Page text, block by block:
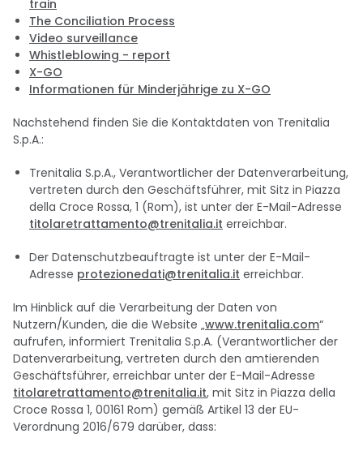
train
The Conciliation Process
Video surveillance
Whistleblowing - report
X-GO
Informationen für Minderjährige zu X-GO
Nachstehend finden Sie die Kontaktdaten von Trenitalia
S.p.A.:
Trenitalia S.p.A., Verantwortlicher der Datenverarbeitung,
vertreten durch den Geschäftsführer, mit Sitz in Piazza
della Croce Rossa, 1 (Rom), ist unter der E-Mail-Adresse
titolaretrattamento@trenitalia.it erreichbar.
Der Datenschutzbeauftragte ist unter der E-Mail-
Adresse protezionedati@trenitalia.it erreichbar.
Im Hinblick auf die Verarbeitung der Daten von
Nutzern/Kunden, die die Website „www.trenitalia.com“
aufrufen, informiert Trenitalia S.p.A. (Verantwortlicher der
Datenverarbeitung, vertreten durch den amtierenden
Geschäftsführer, erreichbar unter der E-Mail-Adresse
titolaretrattamento@trenitalia.it, mit Sitz in Piazza della
Croce Rossa 1, 00161 Rom) gemäß Artikel 13 der EU-
Verordnung 2016/679 darüber, dass: